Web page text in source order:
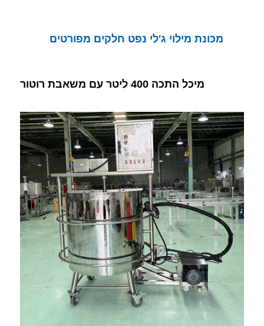
מכונת מילוי ג'לי נפט חלקים מפורטים
מיכל התכה 400 ליטר עם משאבת רוטור